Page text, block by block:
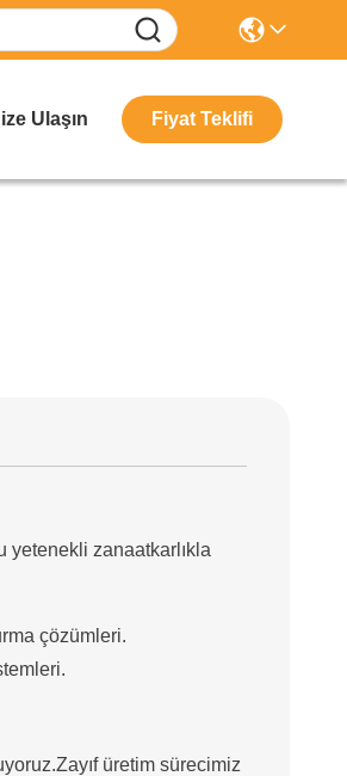
Ulaşın Fiyat Teklifi
yetenekli zanaatkarlıkla
çözümleri.
üretim sürecimiz